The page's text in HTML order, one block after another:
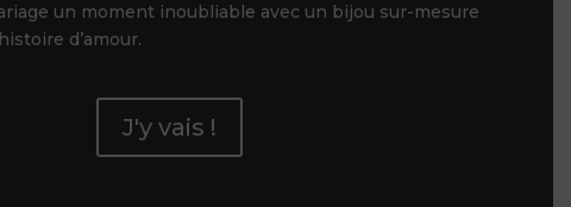
un moment inoubliable avec un bijou sur-mesure
d’amour.
J'y vais !